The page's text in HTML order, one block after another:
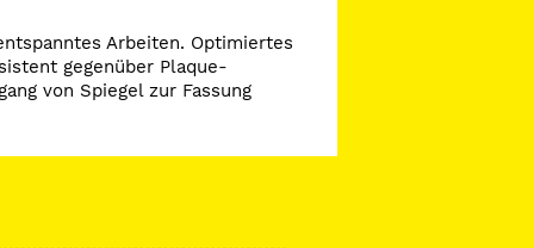
Arbeiten. Optimiertes
gegenüber Plaque-
von Spiegel zur Fassung